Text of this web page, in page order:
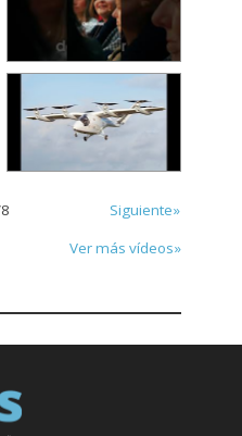
8
Siguiente»
Ver más vídeos»